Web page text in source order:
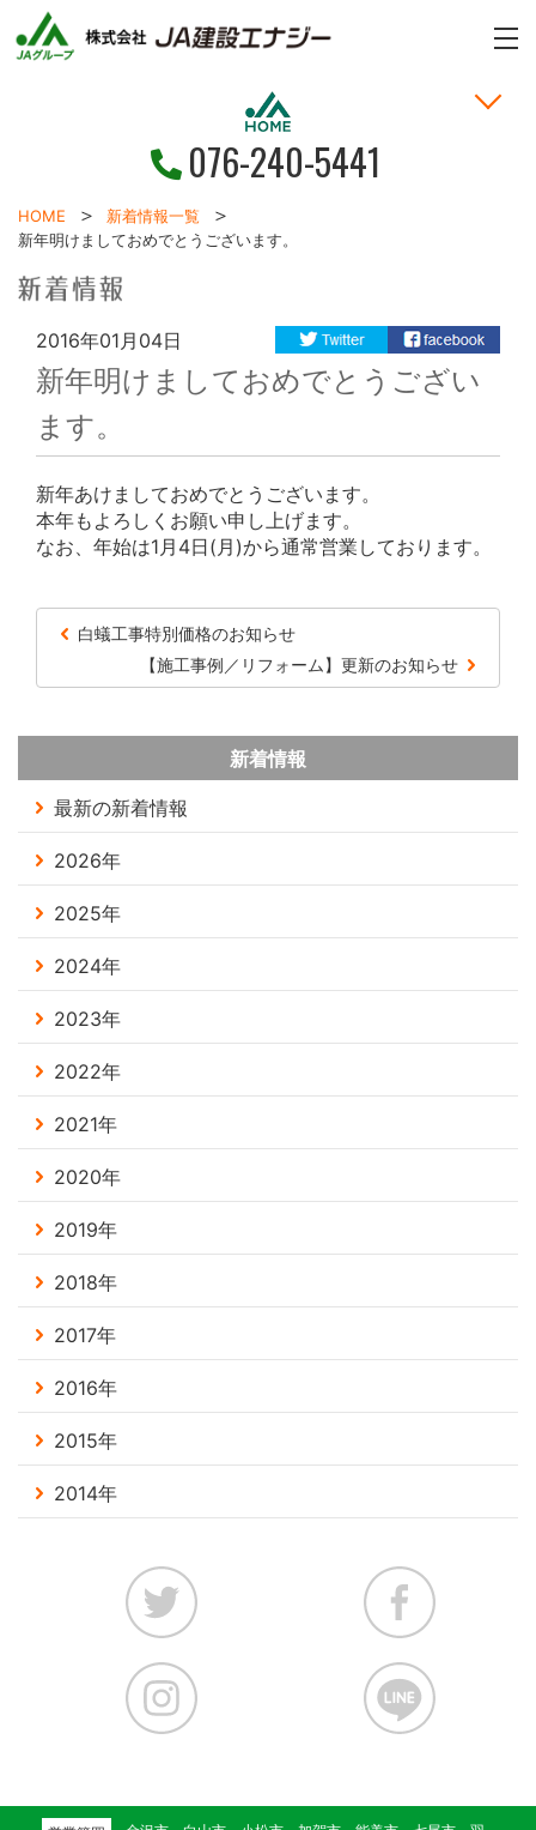
076-240-5441
土地・戸建情報
家づくりの考え方
お客様の声
お問い合わせ
HOME
新着情報一覧
新年明けましておめでとうございます。
2016年01月04日
新年明けましておめでとうござい
ます。
新年あけましておめでとうございます。
本年もよろしくお願い申し上げます。
なお、年始は1月4日(月)から通常営業しております。
白蟻工事特別価格のお知らせ
【施工事例／リフォーム】更新のお知らせ
新着情報
最新の新着情報
2026年
2025年
2024年
2023年
2022年
2021年
2020年
2019年
2018年
2017年
2016年
2015年
2014年